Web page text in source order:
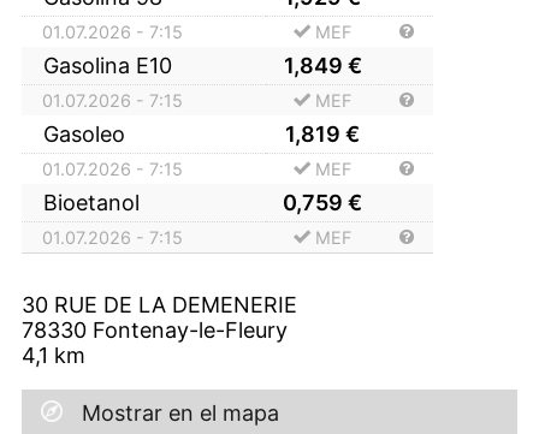
01.07.2026 - 7:15 MEF
Gasolina E10 1,849 €
01.07.2026 - 7:15 MEF
Gasoleo 1,819 €
01.07.2026 - 7:15 MEF
Bioetanol 0,759 €
01.07.2026 - 7:15 MEF
30 RUE DE LA DEMENERIE
78330 Fontenay-le-Fleury
4,1 km
Mostrar en el mapa